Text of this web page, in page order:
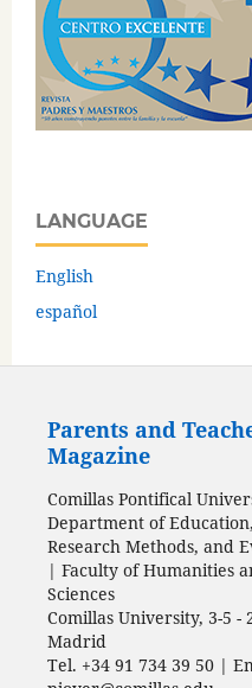
LANGUAGE
English
español
Parents and
Magazine
Comillas Pontifical
Department of Education,
Research Methods, and
| Faculty of Humanities
Sciences
Comillas University, 3-5 -
Madrid
Tel. +34 91 734 39 50 |